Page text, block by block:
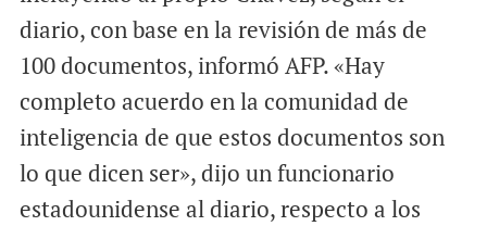
diario, con base en la revisión de más de
100 documentos, informó AFP. «Hay
completo acuerdo en la comunidad de
inteligencia de que estos documentos son
lo que dicen ser», dijo un funcionario
estadounidense al diario, respecto a los